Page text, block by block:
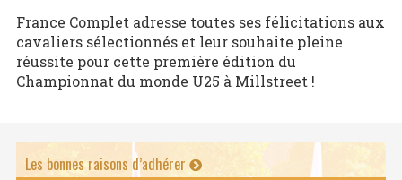
France Complet adresse toutes ses félicitations aux
cavaliers sélectionnés et leur souhaite pleine
réussite pour cette première édition du
Championnat du monde U25 à Millstreet !
Les bonnes raisons d’adhérer